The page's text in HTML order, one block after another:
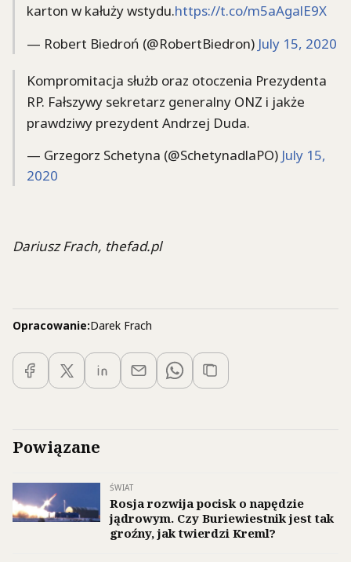
karton w kałuży wstydu.https://t.co/m5aAgalE9X
— Robert Biedroń (@RobertBiedron) July 15, 2020
Kompromitacja służb oraz otoczenia Prezydenta
RP. Fałszywy sekretarz generalny ONZ i jakże
prawdziwy prezydent Andrzej Duda.
— Grzegorz Schetyna (@SchetynadlaPO) July 15,
2020
Dariusz Frach, thefad.pl
Opracowanie:Darek Frach
Powiązane
ŚWIAT
Rosja rozwija pocisk o napędzie
jądrowym. Czy Buriewiestnik jest tak
groźny, jak twierdzi Kreml?